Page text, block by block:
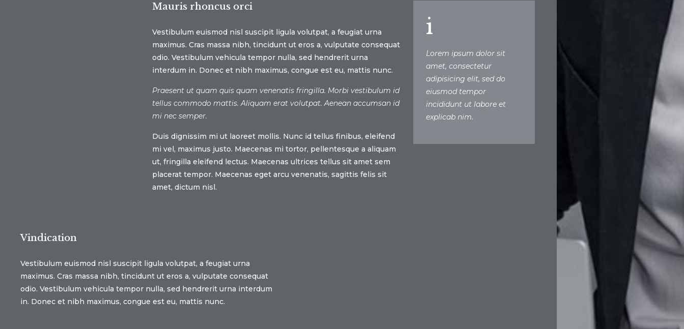
Mauris rhoncus orci
Vestibulum euismod nisl suscipit ligula volutpat, a feugiat urna
maximus. Cras massa nibh, tincidunt ut eros a, vulputate consequat
odio. Vestibulum vehicula tempor nulla, sed hendrerit urna
interdum in. Donec et nibh maximus, congue est eu, mattis nunc.
Praesent ut quam quis quam venenatis fringilla. Morbi vestibulum id
tellus commodo mattis. Aliquam erat volutpat. Aenean accumsan id
mi nec semper.
Duis dignissim mi ut laoreet mollis. Nunc id tellus finibus, eleifend
mi vel, maximus justo. Maecenas mi tortor, pellentesque a aliquam
ut, fringilla eleifend lectus. Maecenas ultrices tellus sit amet sem
placerat tempor. Maecenas eget arcu venenatis, sagittis felis sit
amet, dictum nisl.
i
Lorem ipsum dolor sit
amet, consectetur
adipisicing elit, sed do
eiusmod tempor
incididunt ut labore et
explicab nim.
Vindication
Vestibulum euismod nisl suscipit ligula volutpat, a feugiat urna
maximus. Cras massa nibh, tincidunt ut eros a, vulputate consequat
odio. Vestibulum vehicula tempor nulla, sed hendrerit urna interdum
in. Donec et nibh maximus, congue est eu, mattis nunc.